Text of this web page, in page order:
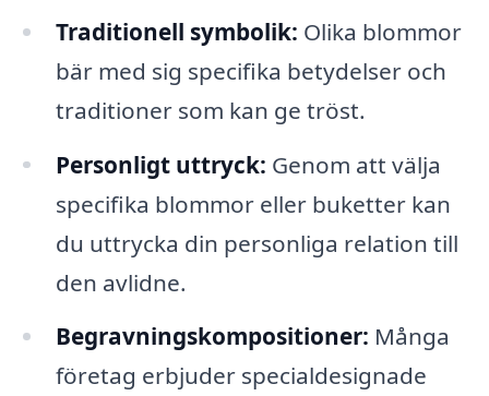
Traditionell symbolik: Olika blommor
bär med sig specifika betydelser och
traditioner som kan ge tröst.
Personligt uttryck: Genom att välja
specifika blommor eller buketter kan
du uttrycka din personliga relation till
den avlidne.
Begravningskompositioner: Många
företag erbjuder specialdesignade